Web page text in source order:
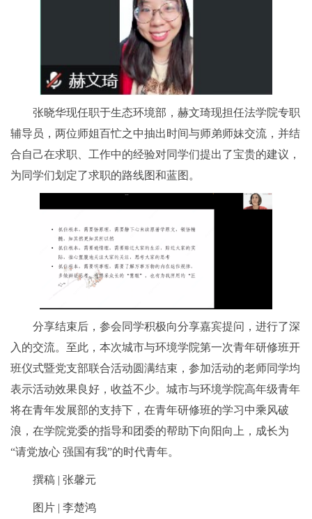
张晓华现任职于生态环境部，赫文琦现担任法学院专职
辅导员，两位师姐百忙之中抽出时间与师弟师妹交流，并结
合自己在求职、工作中的经验对同学们提出了宝贵的建议，
为同学们划定了求职的路线图和蓝图。
分享结束后，参会同学积极向分享嘉宾提问，进行了深
入的交流。至此，本次城市与环境学院第一次青年研修班开
班仪式暨党支部联合活动圆满结束，参加活动的老师同学均
表示活动效果良好，收益不少。城市与环境学院高年级青年
将在青年发展部的支持下，在青年研修班的学习中乘风破
浪，在学院党委的指导和团委的帮助下向阳向上，成长为
“请党放心 强国有我”的时代青年。
撰稿 | 张馨元
图片 | 李楚鸿